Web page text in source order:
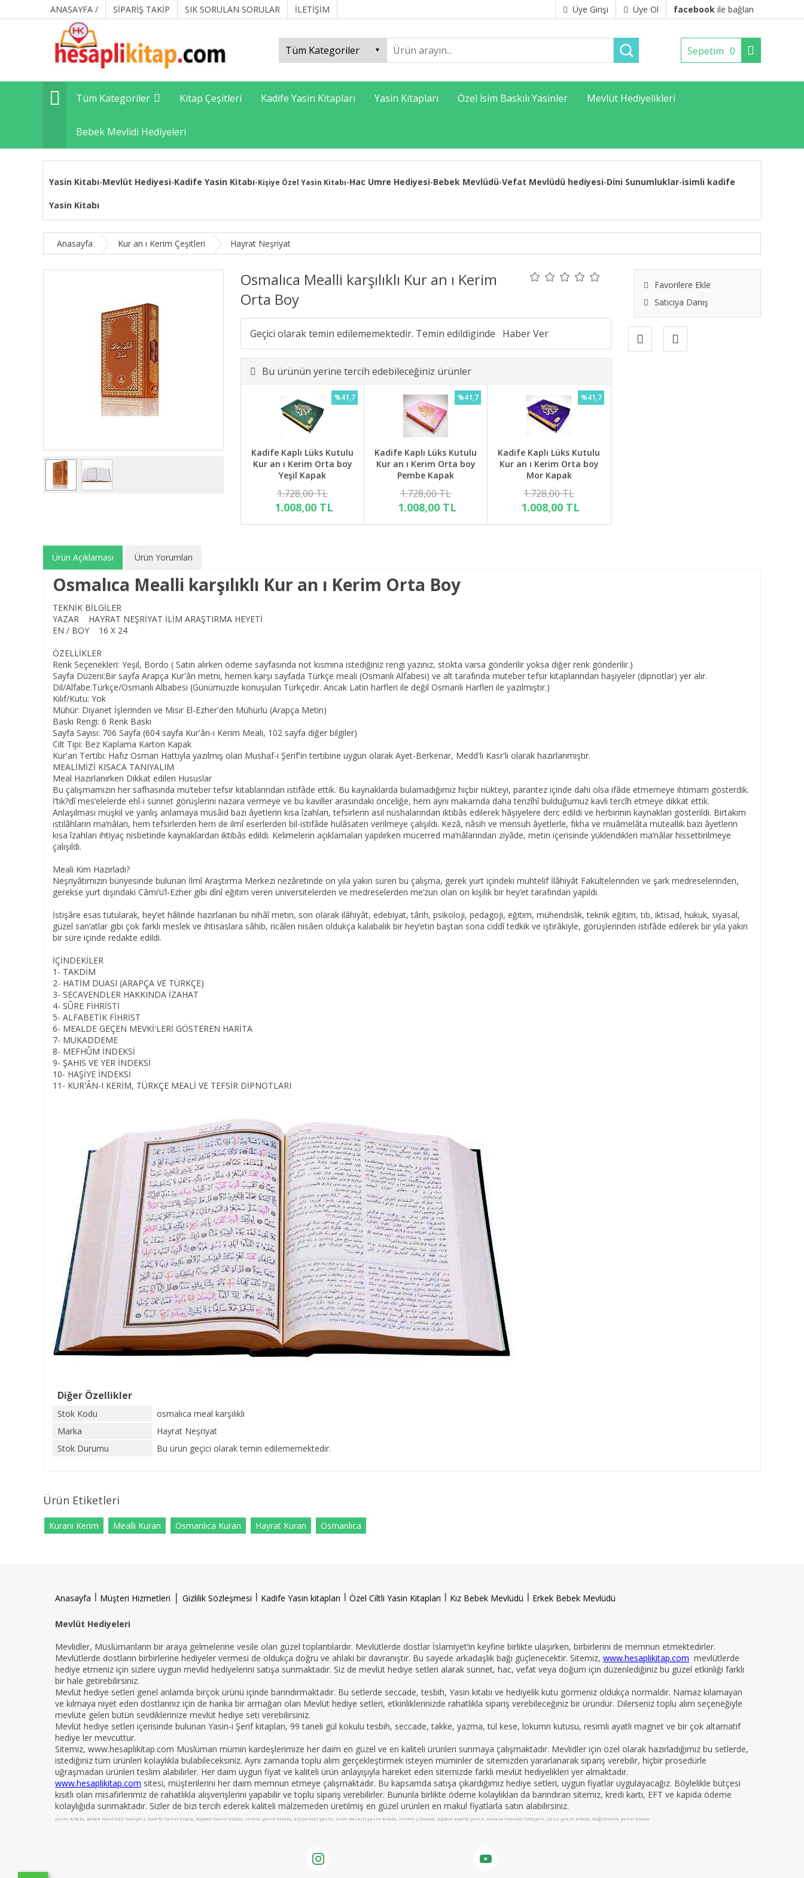
ANASAYFA / SİPARİŞ TAKİP SIK SORULAN SORULAR İLETİŞİM Üye Girişi Üye Ol facebook ile bağlan
Sepetim 0
Tüm Kategoriler Kitap Çeşitleri Kadife Yasin Kitapları Yasin Kitapları Özel İsim Baskılı Yasinler Mevlüt Hediyelikleri
Bebek Mevlidi Hediyeleri
Yasin Kitabı-Mevlüt Hediyesi-Kadife Yasin Kitabı-Kişiye Özel Yasin Kitabı-Hac Umre Hediyesi-Bebek Mevlüdü-Vefat Mevlüdü hediyesi-Dini Sunumluklar-isimli kadife
Yasin Kitabı
Anasayfa Kur an ı Kerim Çeşitleri Hayrat Neşriyat
Osmalıca Mealli karşılıklı Kur an ı Kerim
Orta Boy
Favorilere Ekle
Satıcıya Danış
Geçici olarak temin edilememektedir. Temin edildiginde
Bu ürünün yerine tercih edebileceğiniz ürünler
Kadife Kaplı Lüks Kutulu
Kur an ı Kerim Orta boy
Yeşil Kapak
1.728,00 TL
1.008,00 TL
%41,7
Kadife Kaplı Lüks Kutulu
Kur an ı Kerim Orta boy
Pembe Kapak
1.728,00 TL
1.008,00 TL
%41,7
Kadife Kaplı Lüks Kutulu
Kur an ı Kerim Orta boy
Mor Kapak
1.728,00 TL
1.008,00 TL
%41,7
Ürün Açıklaması Ürün Yorumları
Osmalıca Mealli karşılıklı Kur an ı Kerim Orta Boy
TEKNİK BİLGİLER
YAZAR HAYRAT NEŞRİYAT İLİM ARAŞTIRMA HEYETİ
EN / BOY 16 X 24
ÖZELLİKLER
Renk Seçenekleri: Yeşil, Bordo ( Satın alırken ödeme sayfasında not kısmına istediğiniz rengi yazınız, stokta varsa gönderilir yoksa diğer renk gönderilir.)
Sayfa Düzeni:Bir sayfa Arapça Kur'ân metni, hemen karşı sayfada Türkçe meali (Osmanlı Alfabesi) ve alt tarafında muteber tefsir kitaplarından haşiyeler (dipnotlar) yer alır.
Dil/Alfabe:Türkçe/Osmanlı Albabesi (Günümüzde konuşulan Türkçedir. Ancak Latin harfleri ile değil Osmanlı Harfleri ile yazılmıştır.)
Kılıf/Kutu: Yok
Mühür: Diyanet İşlerinden ve Mısır El-Ezher'den Mühürlü (Arapça Metin)
Baskı Rengi: 6 Renk Baskı
Sayfa Sayısı: 706 Sayfa (604 sayfa Kur'ân-ı Kerim Meali, 102 sayfa diğer bilgiler)
Cilt Tipi: Bez Kaplama Karton Kapak
Kur'an Tertibi: Hafız Osman Hattıyla yazılmış olan Mushaf-ı Şerif'in tertibine uygun olarak Ayet-Berkenar, Medd'li Kasr'lı olarak hazırlanmıştır.
MEALİMİZİ KISACA TANIYALIM
Meal Hazırlanırken Dikkat edilen Hususlar
Bu çalışmamızın her safhasında mu‘teber tefsir kitablarından istifâde ettik. Bu kaynaklarda bulamadığımız hiçbir nükteyi, parantez içinde dahi olsa ifâde etmemeye ihtimam gösterdik.
İ‘tik?dî mes’elelerde ehl-i sünnet görüşlerini nazara vermeye ve bu kaviller arasındaki önceliğe, hem aynı makamda daha tenzîhî bulduğumuz kavli tercîh etmeye dikkat ettik.
Anlaşılması müşkil ve yanlış anlamaya müsâid bazı âyetlerin kısa îzahları, tefsirlerin asıl nüshalarından iktibâs edilerek hâşiyelere derc edildi ve herbirinin kaynakları gösterildi. Birtakım
ıstılâhların ma‘nâları, hem tefsirlerden hem de ilmî eserlerden bil-istifâde hulâsaten verilmeye çalışıldı. Kezâ, nâsih ve mensuh âyetlerle, fıkha ve muâmelâta müteallik bazı âyetlerin
kısa îzahları ihtiyaç nisbetinde kaynaklardan iktibâs edildi. Kelimelerin açıklamaları yapılırken mücerred ma‘nâlarından ziyâde, metin içerisinde yüklendikleri ma‘nâlar hissettirilmeye
çalışıldı.
Meali Kim Hazırladı?
Neşriyâtımızın bünyesinde bulunan İlmî Araştırma Merkezi nezâretinde on yıla yakın süren bu çalışma, gerek yurt içindeki muhtelif İlâhiyât Fakültelerinden ve şark medreselerinden,
gerekse yurt dışındaki Câmi‘ü’l-Ezher gibi dînî eğitim veren üniversitelerden ve medreselerden me’zun olan on kişilik bir hey’et tarafından yapıldı.
İstişâre esas tutularak, hey’et hâlinde hazırlanan bu nihâî metin, son olarak ilâhiyât, edebiyat, târih, psikoloji, pedagoji, eğitim, mühendislik, teknik eğitim, tıb, iktisad, hukuk, siyasal,
güzel san‘atlar gibi çok farklı meslek ve ihtisaslara sâhib, ricâlen nisâen oldukça kalabalık bir hey’etin baştan sona ciddî tedkik ve iştirâkiyle, görüşlerinden istifâde edilerek bir yıla yakın
bir süre içinde redakte edildi.
İÇİNDEKİLER
1- TAKDİM
2- HATİM DUASI (ARAPÇA VE TÜRKÇE)
3- SECAVENDLER HAKKINDA İZAHAT
4- SÛRE FİHRİSTİ
5- ALFABETİK FİHRİST
6- MEALDE GEÇEN MEVKİ'LERİ GÖSTEREN HARİTA
7- MUKADDEME
8- MEFHÛM İNDEKSİ
9- ŞAHIS VE YER İNDEKSİ
10- HAŞİYE İNDEKSİ
11- KUR'ÂN-I KERİM, TÜRKÇE MEALİ VE TEFSİR DİPNOTLARI
Diğer Özellikler
Stok Kodu
osmalıca meal karşılıklı
Marka
Hayrat Neşriyat
Stok Durumu
Bu ürün geçici olarak temin edilememektedir.
Ürün Etiketleri
Kuranı Kerim Mealli Kuran Osmanlıca Kuran Hayrat Kuran Osmanlıca
Anasayfa l Müşteri Hizmetleri | Gizlilik Sözleşmesi l Kadife Yasin kitapları l Özel Ciltli Yasin Kitapları l Kız Bebek Mevlüdü l Erkek Bebek Mevlüdü
Mevlüt Hediyeleri
Mevlidler, Müslümanların bir araya gelmelerine vesile olan güzel toplantılardır. Mevlütlerde dostlar İslamiyet’in keyfine birlikte ulaşırken, birbirlerini de memnun etmektedirler.
Mevlütlerde dostların birbirlerine hediyeler vermesi de oldukça doğru ve ahlaki bir davranıştır. Bu sayede arkadaşlık bağı güçlenecektir. Sitemiz, www.hesaplikitap.com mevlütlerde
hediye etmeniz için sizlere uygun mevlid hediyelerini satışa sunmaktadır. Siz de mevlüt hediye setleri alarak sünnet, hac, vefat veya doğum için düzenlediğiniz bu güzel etkinliği farklı
bir hale getirebilirsiniz.
Mevlüt hediye setleri genel anlamda birçok ürünü içinde barındırmaktadır. Bu setlerde seccade, tesbih, Yasin kitabı ve hediyelik kutu görmeniz oldukça normaldir. Namaz kılamayan
ve kılmaya niyet eden dostlarınız için de harika bir armağan olan Mevlüt hediye setleri, etkinliklerinizde rahatlıkla sipariş verebileceğiniz bir üründür. Dilerseniz toplu alım seçeneğiyle
mevlüte gelen bütün sevdiklerinize mevlüt hediye seti verebilirsiniz.
Mevlüt hediye setleri içerisinde bulunan Yasin-i Şerif kitapları, 99 taneli gül kokulu tesbih, seccade, takke, yazma, tül kese, lokumn kutusu, resimli ayatli magnet ve bir çok altarnatif
hediye ler mevcuttur.
Sitemiz, www.hesaplikitap.com Müslüman mümin kardeşlerimize her daim en güzel ve en kaliteli ürünleri sunmaya çalışmaktadır. Mevlidler için özel olarak hazırladığımız bu setlerde,
istediğiniz tüm ürünleri kolaylıkla bulabileceksiniz. Aynı zamanda toplu alım gerçekleştirmek isteyen müminler de sitemizden yararlanarak sipariş verebilir, hiçbir prosedürle
uğraşmadan ürünleri teslim alabilirler. Her daim uygun fiyat ve kaliteli ürün anlayışıyla hareket eden sitemizde farklı mevlüt hediyelikleri yer almaktadır.
www.hesaplikitap.com sitesi, müşterilerini her daim memnun etmeye çalışmaktadır. Bu kapsamda satışa çıkardığımız hediye setleri, uygun fiyatlar uygulayacağız. Böylelikle bütçesi
kısıtlı olan misafirlerimiz de rahatlıkla alışverişlerini yapabilir ve toplu sipariş verebilirler. Bununla birlikte ödeme kolaylıkları da barındıran sitemiz, kredi kartı, EFT ve kapıda ödeme
kolaylığıda sunmaktadır. Sizler de bizi tercih ederek kaliteli malzemeden üretilmiş en güzel ürünleri en makul fiyatlarla satın alabilirsiniz.
yasin kitabı, bebek mevlüdü hediyesi, kadife Yasin kitabı, toptan Yasin kitabı, isimli yasin kitabı, kişiye özel yasin, isim baskılı yasin kitabı, isimli çikolata, toptan kadife yasin, cenaze mevlidi hediyesi, ucuz yasin kitabı, dağıtmalık yasin kitabı